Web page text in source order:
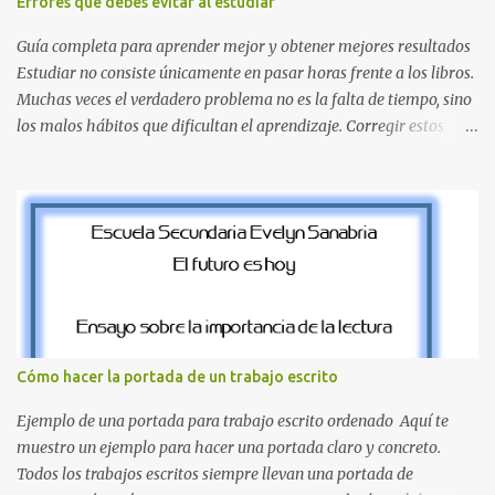
pierdas la letra O , diseñada con ese estilo geométrico tan carac...
Guía completa para aprender mejor y obtener mejores resultados
Estudiar no consiste únicamente en pasar horas frente a los libros.
Muchas veces el verdadero problema no es la falta de tiempo, sino
los malos hábitos que dificultan el aprendizaje. Corregir estos
exámenes, tareas y proyectos escolares. En esta guía descubrirás
cuáles son los errores más comunes al estudiar, por qué afectan tu
rendimiento y qué puedes hacer para evitarlos. Si eres estudiante
¿Por qué es importante identificar los errores al estudiar? Muchas
personas creen que estudiar durante varias horas garantiza
buenos resultados. Sin embargo, la calidad del estudio es mucho
más importante que la cantidad de tiempo invertido. Cuando
detectas y corrige...
Cómo hacer la portada de un trabajo escrito
Ejemplo de una portada para trabajo escrito ordenado Aquí te
muestro un ejemplo para hacer una portada claro y concreto.
Todos los trabajos escritos siempre llevan una portada de